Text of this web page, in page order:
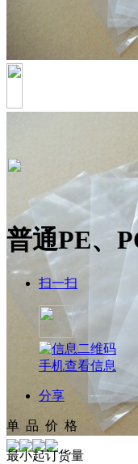
普通PE、
扫一扫
手机查看信息
分享
单 品 价 格
最小起订货量